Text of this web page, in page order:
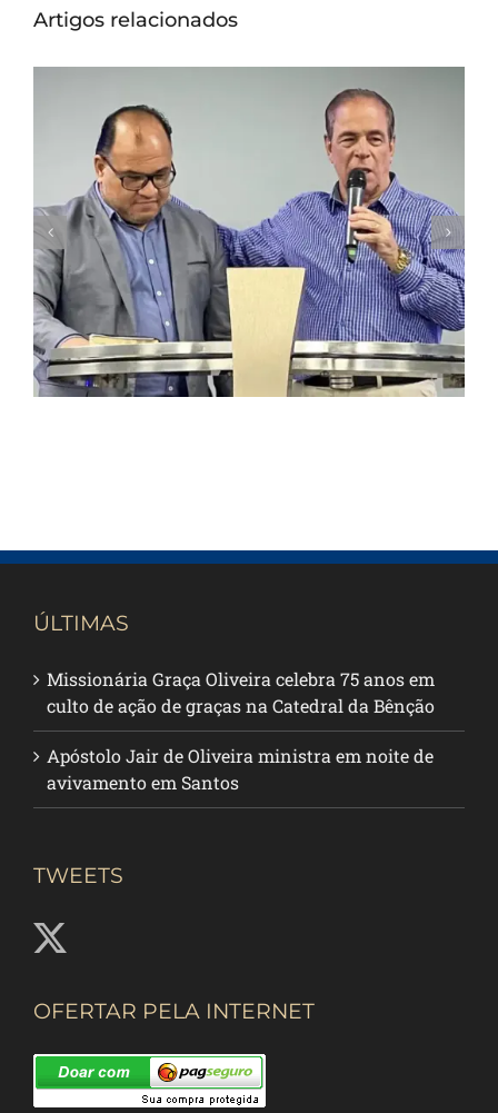
Artigos relacionados
O Poder do Voto e a Entrega que Gera
Multiplicação
ÚLTIMAS
Missionária Graça Oliveira celebra 75 anos em
culto de ação de graças na Catedral da Bênção
Apóstolo Jair de Oliveira ministra em noite de
avivamento em Santos
TWEETS
OFERTAR PELA INTERNET